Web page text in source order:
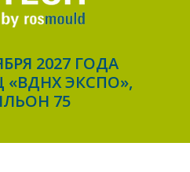
2027 ГОДА
«ВДНХ ЭКСПО»,
75